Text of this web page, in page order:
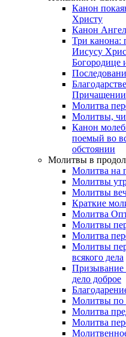
Канон
Христу
Канон
Три канона:
Иисусу
Богородице
Причащении
Молитва
Молитвы,
Канон
поемый во
обстоянии
Молитвы в
Молитва на
Молитвы
Молитвы
Краткие
Молитва
Молитвы
Молитва
Молитвы
всякого дела
Призывание
дело доброе
Молитвы по
Молитва
Молитва